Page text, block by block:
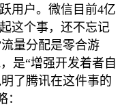
用户。微信目前4亿
这个事，还不忘记
量分配是零合游
是“增强开发着者自
了腾讯在这件事的